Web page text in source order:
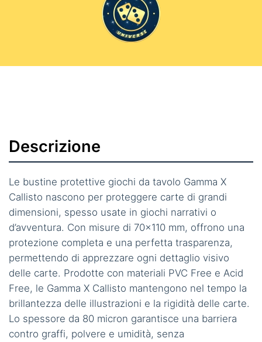
Descrizione
Le bustine protettive giochi da tavolo Gamma X
Callisto nascono per proteggere carte di grandi
dimensioni, spesso usate in giochi narrativi o
d’avventura. Con misure di 70×110 mm, offrono una
protezione completa e una perfetta trasparenza,
permettendo di apprezzare ogni dettaglio visivo
delle carte. Prodotte con materiali PVC Free e Acid
Free, le Gamma X Callisto mantengono nel tempo la
brillantezza delle illustrazioni e la rigidità delle carte.
Lo spessore da 80 micron garantisce una barriera
contro graffi, polvere e umidità, senza